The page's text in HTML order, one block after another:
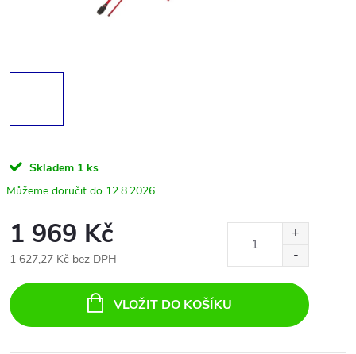
Skladem 1 ks
12.8.2026
1 969 Kč
1 627,27 Kč bez DPH
cena:
VLOŽIT DO KOŠÍKU